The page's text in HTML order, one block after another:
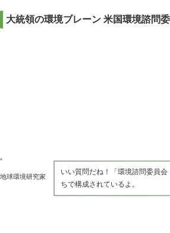
大統領の環境ブレーン 米国環境諮問
地球環境研究家
いい質問だね！「環境諮問委員
ちで構成されているよ。